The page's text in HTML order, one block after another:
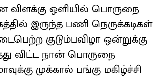
ஒளியில் பொருநை
இருந்த பணி நெருக்கடிகள்
குடும்பவிழா ஒன்றுக்கு
விட்ட நான் பொருநை
முக்கால் பங்கு மகிழ்ச்சி